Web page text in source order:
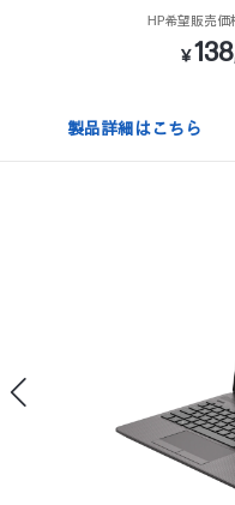
HP希望販売価
￥
製品詳細はこちら